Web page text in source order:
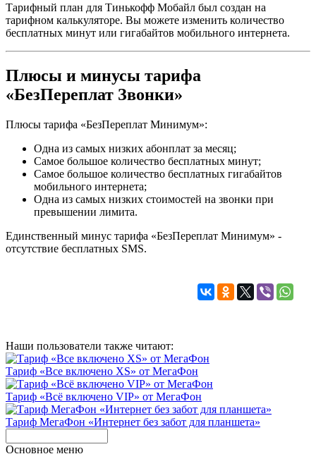
Тарифный план для Тинькофф Мобайл был создан на
тарифном калькуляторе. Вы можете изменить количество
бесплатных минут или гигабайтов мобильного интернета.
Плюсы и минусы тарифа
«БезПереплат Звонки»
Плюсы тарифа «БезПереплат Минимум»:
Одна из самых низких абонплат за месяц;
Самое большое количество бесплатных минут;
Самое большое количество бесплатных гигабайтов
мобильного интернета;
Одна из самых низких стоимостей на звонки при
превышении лимита.
Единственный минус тарифа «БезПереплат Минимум» -
отсутствие бесплатных SMS.
Наши пользователи также читают:
Тариф «Все включено XS» от МегаФон
Тариф «Всё включено VIP» от МегаФон
Тариф МегаФон «Интернет без забот для планшета»
Основное меню